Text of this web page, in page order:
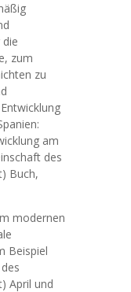
zum
zu
am
des
Buch,
modernen
Beispiel
April und